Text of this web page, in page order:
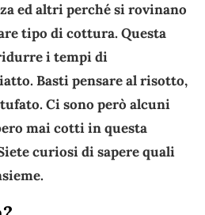
ed altri perché si rovinano
tipo di cottura. Questa
i tempi di
Basti pensare al risotto,
Ci sono però alcuni
mai cotti in questa
curiosi di sapere quali